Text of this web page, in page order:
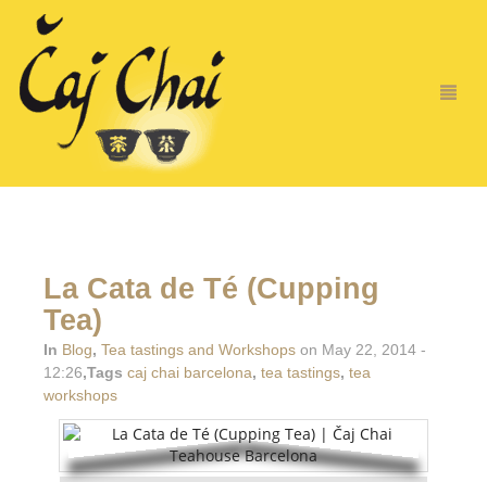
La Cata de Té (Cupping
Tea)
In Blog, Tea tastings and Workshops on May 22, 2014 -
12:26,Tags caj chai barcelona, tea tastings, tea
workshops